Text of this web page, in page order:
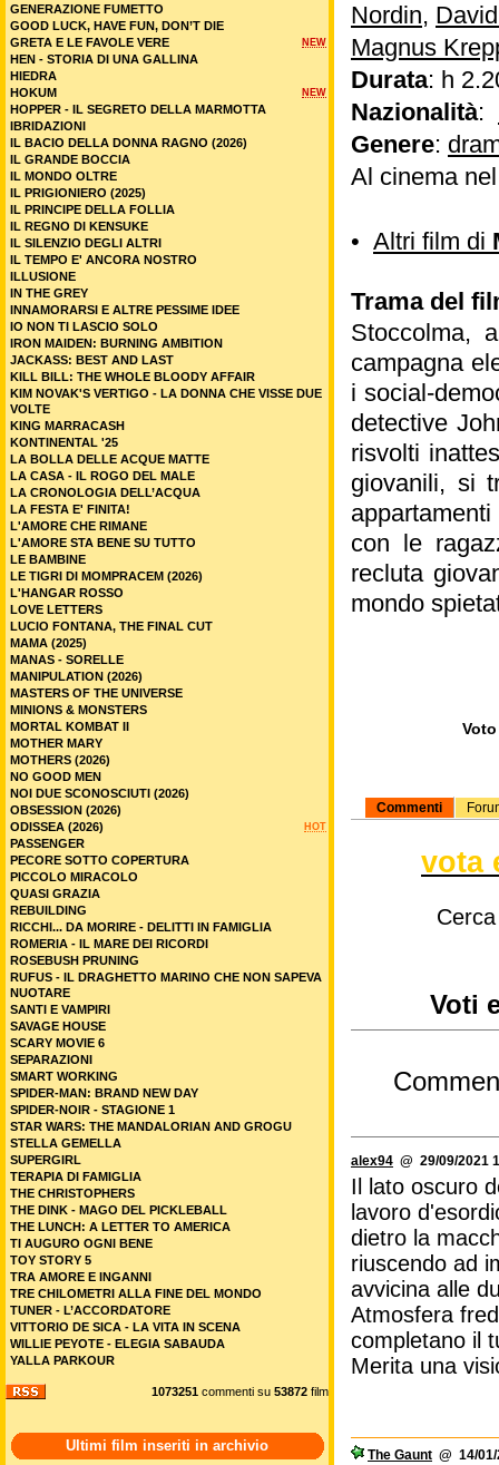
Nordin,
Magnus
Durata: h
Nazionalità:
Genere:
Al cinema
• Altri film di
Trama del
Stoccolma,
campagna
i social-
detective
risvolti
giovanili, si
con le
recluta
mondo
Commenti
vota
Voti
alex94 @ 29/09/2021
Il lato oscuro
lavoro
dietro la
riuscendo ad
avvicina alle
Atmosfera
completano il
Merita una
The Gaunt @ 14/
GENERAZIONE FUMETTO
GOOD LUCK, HAVE FUN, DON’T DIE
NEW
GRETA E LE FAVOLE VERE
HEN - STORIA DI UNA GALLINA
HIEDRA
NEW
HOKUM
HOPPER - IL SEGRETO DELLA MARMOTTA
IBRIDAZIONI
IL BACIO DELLA DONNA RAGNO (2026)
IL GRANDE BOCCIA
IL MONDO OLTRE
IL PRIGIONIERO (2025)
IL PRINCIPE DELLA FOLLIA
IL REGNO DI KENSUKE
IL SILENZIO DEGLI ALTRI
IL TEMPO E' ANCORA NOSTRO
ILLUSIONE
IN THE GREY
INNAMORARSI E ALTRE PESSIME IDEE
IO NON TI LASCIO SOLO
IRON MAIDEN: BURNING AMBITION
JACKASS: BEST AND LAST
KILL BILL: THE WHOLE BLOODY AFFAIR
KIM NOVAK'S VERTIGO - LA DONNA CHE VISSE DUE
VOLTE
KING MARRACASH
KONTINENTAL '25
LA BOLLA DELLE ACQUE MATTE
LA CASA - IL ROGO DEL MALE
LA CRONOLOGIA DELL’ACQUA
LA FESTA E' FINITA!
L'AMORE CHE RIMANE
L'AMORE STA BENE SU TUTTO
LE BAMBINE
LE TIGRI DI MOMPRACEM (2026)
L'HANGAR ROSSO
LOVE LETTERS
LUCIO FONTANA, THE FINAL CUT
MAMA (2025)
MANAS - SORELLE
MANIPULATION (2026)
MASTERS OF THE UNIVERSE
MINIONS & MONSTERS
MORTAL KOMBAT II
MOTHER MARY
MOTHERS (2026)
NO GOOD MEN
NOI DUE SCONOSCIUTI (2026)
OBSESSION (2026)
HOT
ODISSEA (2026)
PASSENGER
PECORE SOTTO COPERTURA
PICCOLO MIRACOLO
QUASI GRAZIA
REBUILDING
RICCHI... DA MORIRE - DELITTI IN FAMIGLIA
ROMERIA - IL MARE DEI RICORDI
ROSEBUSH PRUNING
RUFUS - IL DRAGHETTO MARINO CHE NON SAPEVA
NUOTARE
SANTI E VAMPIRI
SAVAGE HOUSE
SCARY MOVIE 6
SEPARAZIONI
SMART WORKING
SPIDER-MAN: BRAND NEW DAY
SPIDER-NOIR - STAGIONE 1
STAR WARS: THE MANDALORIAN AND GROGU
STELLA GEMELLA
SUPERGIRL
TERAPIA DI FAMIGLIA
THE CHRISTOPHERS
THE DINK - MAGO DEL PICKLEBALL
THE LUNCH: A LETTER TO AMERICA
TI AUGURO OGNI BENE
TOY STORY 5
TRA AMORE E INGANNI
TRE CHILOMETRI ALLA FINE DEL MONDO
TUNER - L’ACCORDATORE
VITTORIO DE SICA - LA VITA IN SCENA
WILLIE PEYOTE - ELEGIA SABAUDA
YALLA PARKOUR
1073251 commenti su 53872 film
Ultimi film inseriti in archivio